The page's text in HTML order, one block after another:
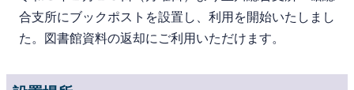
合支所にブックポストを設置し、利用を開始いたしまし
た。図書館資料の返却にご利用いただけます。